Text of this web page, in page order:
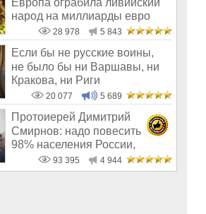
народ на миллиарды евро
28 978 5 843
Если бы не русские воины,
не было бы ни Варшавы, ни
Кракова, ни Риги
20 077 5 689
Протоиерей Димитрий
Смирнов: надо повесить
98% населения России,
чтобы восторжество
93 395 4 944